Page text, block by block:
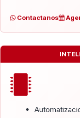
Contactanos